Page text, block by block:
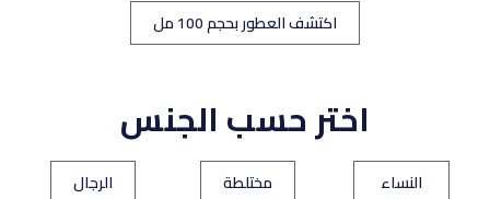
اكتشف العطور بحجم 100 مل
اختر حسب الجنس
النساء مختلطة الرجال